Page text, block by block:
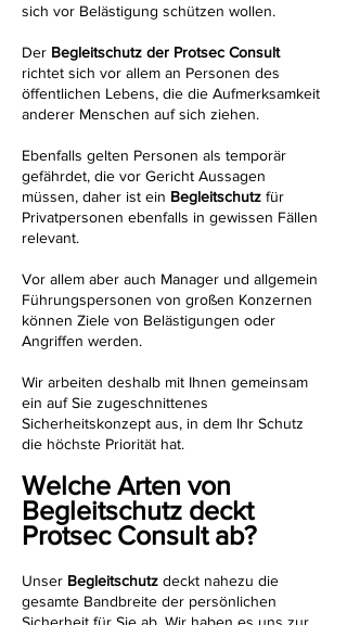
sich vor Belästigung schützen wollen.
Der Begleitschutz der Protsec Consult
richtet sich vor allem an Personen des
öffentlichen Lebens, die die Aufmerksamkeit
anderer Menschen auf sich ziehen.
Ebenfalls gelten Personen als temporär
gefährdet, die vor Gericht Aussagen
müssen, daher ist ein Begleitschutz für
Privatpersonen ebenfalls in gewissen Fällen
relevant.
Vor allem aber auch Manager und allgemein
Führungspersonen von großen Konzernen
können Ziele von Belästigungen oder
Angriffen werden.
Wir arbeiten deshalb mit Ihnen gemeinsam
ein auf Sie zugeschnittenes
Sicherheitskonzept aus, in dem Ihr Schutz
die höchste Priorität hat.
Welche Arten von
Begleitschutz deckt
Protsec Consult ab?
Unser Begleitschutz deckt nahezu die
gesamte Bandbreite der persönlichen